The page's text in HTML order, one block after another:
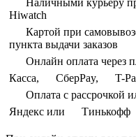
Наличными курьеру
Hiwatch
Картой при
пункта выдачи заказов
Онлайн оплата через
Касса,
СберPay, T-
Оплата с рассрочкой
Яндекс или
Тинькофф